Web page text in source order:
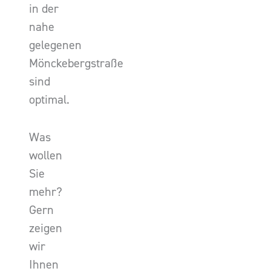
in der
nahe
gelegenen
Mönckebergstraße
sind
optimal.
Was
wollen
Sie
mehr?
Gern
zeigen
wir
Ihnen